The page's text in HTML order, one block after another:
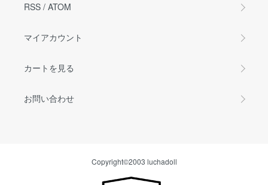
RSS / ATOM
マイアカウント
カートを見る
お問い合わせ
Copyright©2003 luchadoll